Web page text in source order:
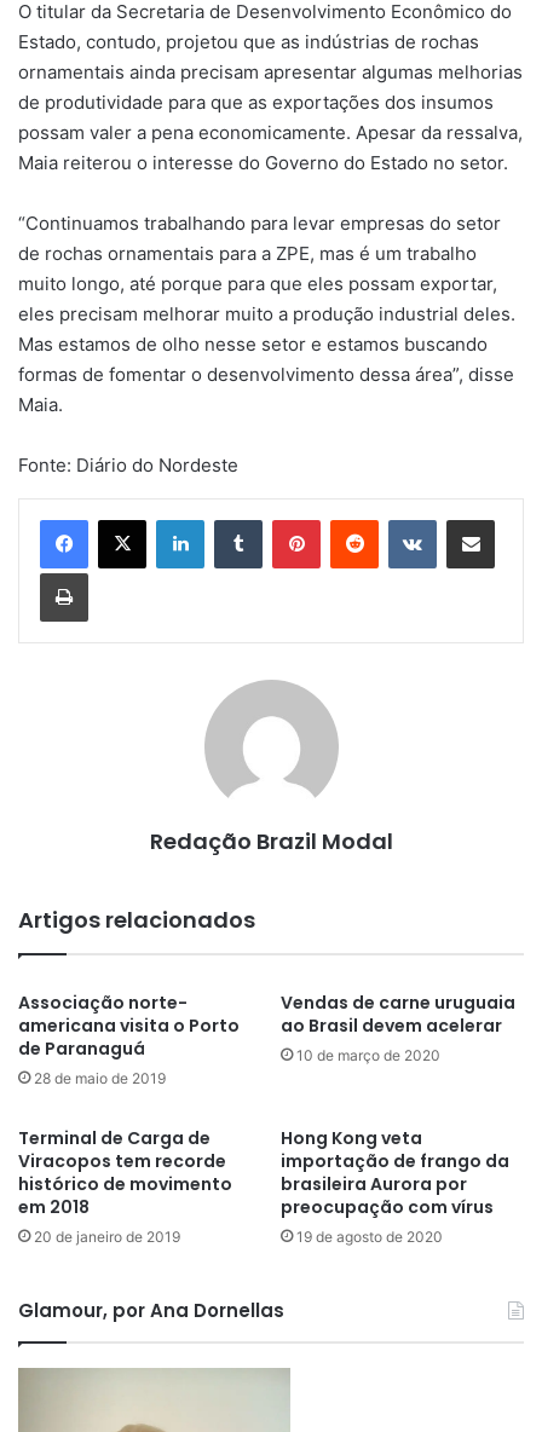
O titular da Secretaria de Desenvolvimento Econômico do
Estado, contudo, projetou que as indústrias de rochas
ornamentais ainda precisam apresentar algumas melhorias
de produtividade para que as exportações dos insumos
possam valer a pena economicamente. Apesar da ressalva,
Maia reiterou o interesse do Governo do Estado no setor.
“Continuamos trabalhando para levar empresas do setor
de rochas ornamentais para a ZPE, mas é um trabalho
muito longo, até porque para que eles possam exportar,
eles precisam melhorar muito a produção industrial deles.
Mas estamos de olho nesse setor e estamos buscando
formas de fomentar o desenvolvimento dessa área”, disse
Maia.
Fonte: Diário do Nordeste
LinkedinTumblr PinterestReddit VK Compartilhar via e-mail
Imprimir
Redação Brazil Modal
Artigos relacionados
Associação norte-
americana visita o Porto
de Paranaguá
28 de maio de 2019
Vendas de carne uruguaia
ao Brasil devem acelerar
10 de março de 2020
Terminal de Carga de
Viracopos tem recorde
histórico de movimento
em 2018
20 de janeiro de 2019
Hong Kong veta
importação de frango da
brasileira Aurora por
preocupação com vírus
19 de agosto de 2020
Glamour, por Ana Dornellas